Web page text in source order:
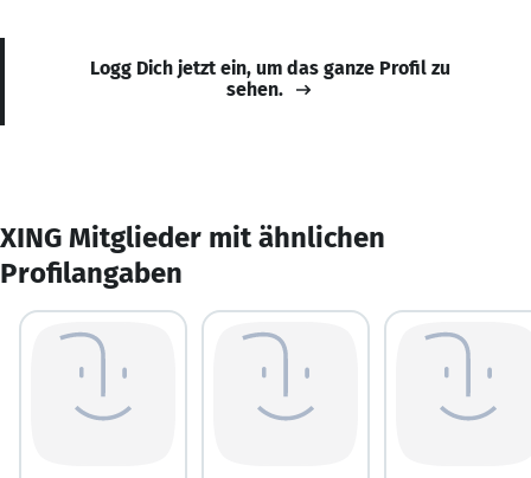
Logg Dich jetzt ein, um das ganze Profil zu
sehen.
XING Mitglieder mit ähnlichen
Profilangaben